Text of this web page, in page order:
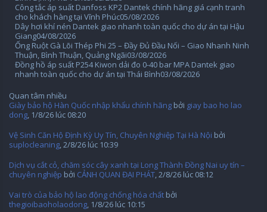
Công tắc áp suất Danfoss KP2 Dantek chính hãng giá cạnh tranh
cho khách hàng tại Vĩnh Phúc05/08/2026
Dây hơi khí nén Dantek giao nhanh toàn quốc cho dự án tại Hậu
Giang04/08/2026
Ống Ruột Gà Lõi Thép Phi 25 – Đầy Đủ Đầu Nối – Giao Nhanh Ninh
Thuận, Bình Thuận, Quảng Ngãi03/08/2026
Đồng hồ áp suất P254 Kiwon dải đo 0-40 bar MPA Dantek giao
nhanh toàn quốc cho dự án tại Thái Bình03/08/2026
Quan tâm nhiều
Giày bảo hộ Hàn Quốc nhập khẩu chính hãng bởi giay bao ho lao
dong, 1/8/26 lúc 08:20
Vệ Sinh Căn Hộ Định Kỳ Uy Tín, Chuyên Nghiệp Tại Hà Nội bởi
suplocleaning,2/8/26 lúc 10:39
Dịch vụ cắt cỏ, chăm sóc cây xanh tại Long Thành Đồng Nai uy tín –
chuyên nghiệp bởi CẢNH QUAN ĐẠI PHÁT,2/8/26 lúc 08:12
Vai trò của bảo hộ lao động chống hóa chất bởi
thegioibaoholaodong, 1/8/26 lúc 10:15